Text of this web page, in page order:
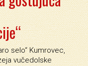
selo“ Kumrovec,
vučedolske